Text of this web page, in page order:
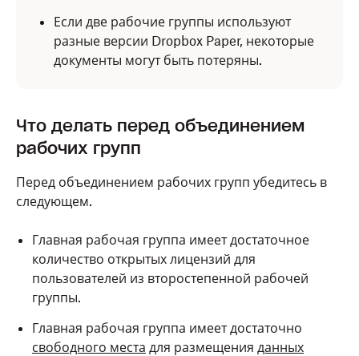
Если две рабочие группы используют
разные версии Dropbox Paper, некоторые
документы могут быть потеряны.
Что делать перед объединением
рабочих групп
Перед объединением рабочих групп убедитесь в
следующем.
Главная рабочая группа имеет достаточное
количество открытых лицензий для
пользователей из второстепенной рабочей
группы.
Главная рабочая группа имеет достаточно
свободного места для размещения данных